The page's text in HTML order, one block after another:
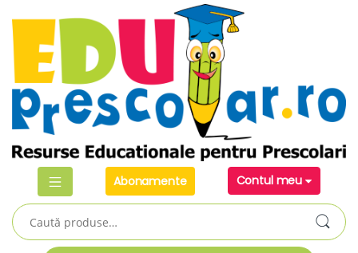
navigation
content
Abonamente
Contul meu
Caută
după: